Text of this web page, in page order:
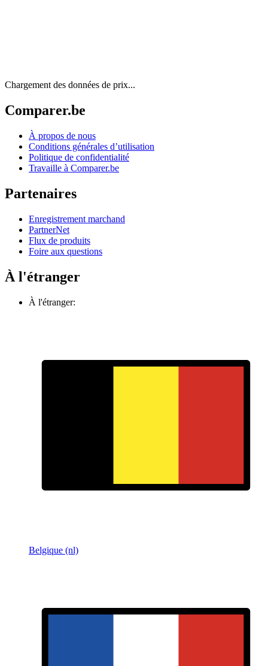
Chargement des données de prix...
Comparer.be
À propos de nous
Conditions générales d’utilisation
Politique de confidentialité
Travaille à Comparer.be
Partenaires
Enregistrement marchand
PartnerNet
Flux de produits
Foire aux questions
À l'étranger
À l'étranger:
Belgique (nl)